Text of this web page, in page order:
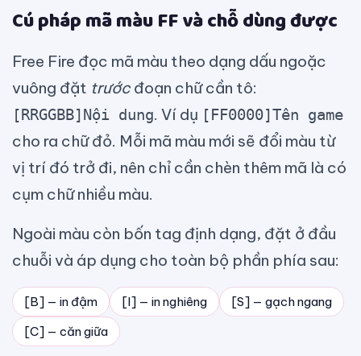
Cú pháp mã màu FF và chỗ dùng được
Free Fire đọc mã màu theo dạng dấu ngoặc
vuông đặt trướcđoạn chữ cần tô:
[RRGGBB]Nội dung. Ví dụ [FF0000]Tên game
cho ra chữ đỏ. Mỗi mã màu mới sẽ đổi màu từ
vị trí đó trở đi, nên chỉ cần chèn thêm mã là có
cụm chữ nhiều màu.
Ngoài màu còn bốn tag định dạng, đặt ở đầu
chuỗi và áp dụng cho toàn bộ phần phía sau:
[B] — in đậm [I] — in nghiêng
[S] — gạch ngang
[C] — căn giữa